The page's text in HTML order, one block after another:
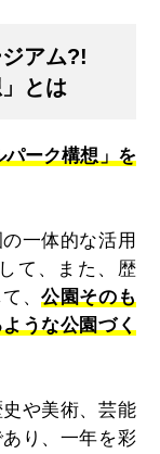
アム?!
とは
パーク構想」を
一体的な活用
て、また、歴
、公園そのも
うな公園づく
や美術、芸能
り、一年を彩